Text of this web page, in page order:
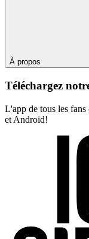
À propos
Téléchargez
L'app de tous les
et Android!